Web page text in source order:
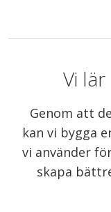
Vi
Genom att
kan vi bygga
vi använder
skapa